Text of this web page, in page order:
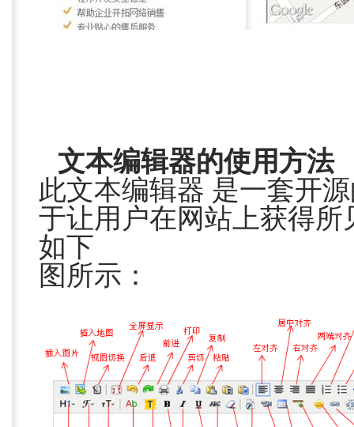
文本编辑器的使用方法
此文本编辑器 是一套开
于让用户在网站上获得
如下
图所示：